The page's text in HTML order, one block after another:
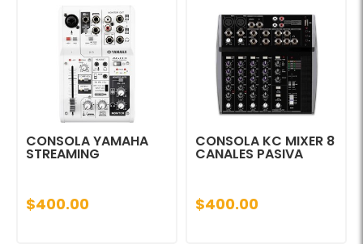
CONSOLA YAMAHA
STREAMING
$400.00
CONSOLA KC MIXER 8
CANALES PASIVA
$400.00